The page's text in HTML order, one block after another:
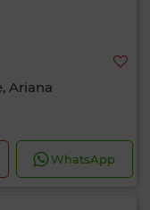
Ariana
WhatsApp